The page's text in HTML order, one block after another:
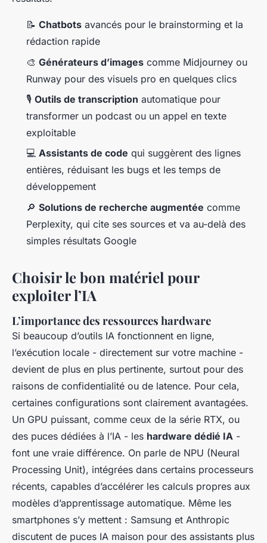
📝 Chatbots avancés pour le brainstorming et la
rédaction rapide
🎨 Générateurs d’images comme Midjourney ou
Runway pour des visuels pro en quelques clics
🎙️ Outils de transcription automatique pour
transformer un podcast ou un appel en texte
exploitable
💻 Assistants de code qui suggèrent des lignes
entières, réduisant les bugs et les temps de
développement
🔎 Solutions de recherche augmentée comme
Perplexity, qui cite ses sources et va au-delà des
simples résultats Google
Choisir le bon matériel pour
exploiter l’IA
L’importance des ressources hardware
Si beaucoup d’outils IA fonctionnent en ligne,
l’exécution locale - directement sur votre machine -
devient de plus en plus pertinente, surtout pour des
raisons de confidentialité ou de latence. Pour cela,
certaines configurations sont clairement avantagées.
Un GPU puissant, comme ceux de la série RTX, ou
des puces dédiées à l’IA - les hardware dédié IA -
font une vraie différence. On parle de NPU (Neural
Processing Unit), intégrées dans certains processeurs
récents, capables d’accélérer les calculs propres aux
modèles d’apprentissage automatique. Même les
smartphones s’y mettent : Samsung et Anthropic
discutent de puces IA maison pour des assistants plus